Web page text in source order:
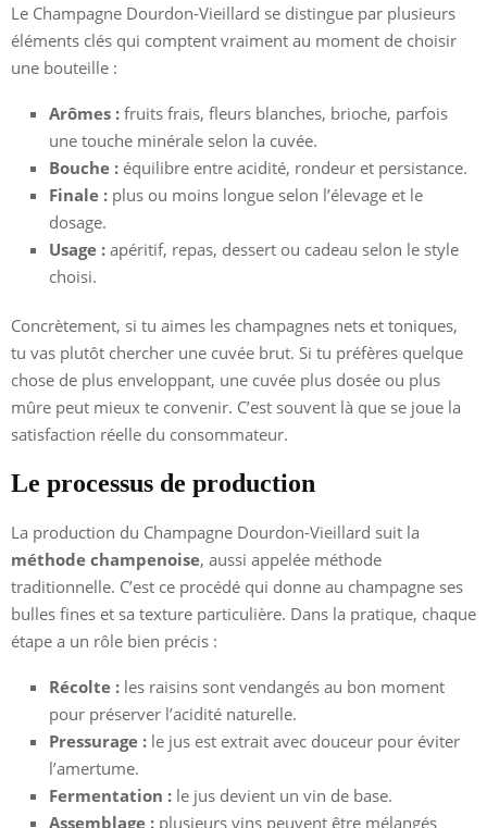
Le Champagne Dourdon-Vieillard se distingue par plusieurs
éléments clés qui comptent vraiment au moment de choisir
une bouteille :
Arômes : fruits frais, fleurs blanches, brioche, parfois
une touche minérale selon la cuvée.
Bouche : équilibre entre acidité, rondeur et persistance.
Finale : plus ou moins longue selon l’élevage et le
dosage.
Usage : apéritif, repas, dessert ou cadeau selon le style
choisi.
Concrètement, si tu aimes les champagnes nets et toniques,
tu vas plutôt chercher une cuvée brut. Si tu préfères quelque
chose de plus enveloppant, une cuvée plus dosée ou plus
mûre peut mieux te convenir. C’est souvent là que se joue la
satisfaction réelle du consommateur.
Le processus de production
La production du Champagne Dourdon-Vieillard suit la
méthode champenoise, aussi appelée méthode
traditionnelle. C’est ce procédé qui donne au champagne ses
bulles fines et sa texture particulière. Dans la pratique, chaque
étape a un rôle bien précis :
Récolte : les raisins sont vendangés au bon moment
pour préserver l’acidité naturelle.
Pressurage : le jus est extrait avec douceur pour éviter
l’amertume.
Fermentation : le jus devient un vin de base.
Assemblage : plusieurs vins peuvent être mélangés